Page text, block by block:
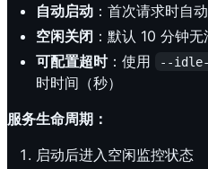
自动启动 ：首次请求时自
空闲关闭 ：默认 10 分钟
可配置超时：使用 --idle-
时时间（秒）
服务生命周期：
启动后进入空闲监控状态